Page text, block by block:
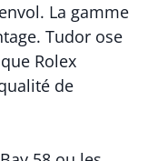
La gamme
Tudor ose
Rolex
de